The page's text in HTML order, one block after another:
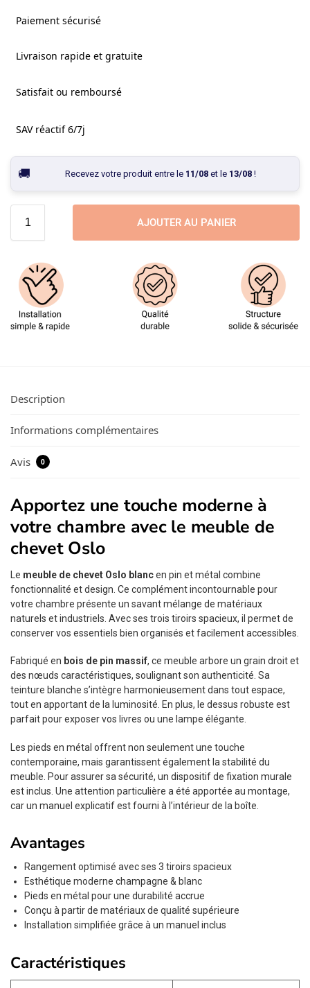
Paiement sécurisé
Livraison rapide et gratuite
Satisfait ou remboursé
SAV réactif 6/7j
Recevez votre produit entre le 11/08et le 13/08!
AJOUTER AU PANIER
Description
Informations complémentaires
Avis 0
Apportez une touche moderne à
votre chambre avec le meuble de
chevet Oslo
Le meuble de chevet Oslo blancen pin et métal combine
fonctionnalité et design. Ce complément incontournable pour
votre chambre présente un savant mélange de matériaux
naturels et industriels. Avec ses trois tiroirs spacieux, il permet de
conserver vos essentiels bien organisés et facilement accessibles.
Fabriqué en bois de pin massif, ce meuble arbore un grain droit et
des nœuds caractéristiques, soulignant son authenticité. Sa
teinture blanche s’intègre harmonieusement dans tout espace,
tout en apportant de la luminosité. En plus, le dessus robuste est
parfait pour exposer vos livres ou une lampe élégante.
Les pieds en métal offrent non seulement une touche
contemporaine, mais garantissent également la stabilité du
meuble. Pour assurer sa sécurité, un dispositif de fixation murale
est inclus. Une attention particulière a été apportée au montage,
car un manuel explicatif est fourni à l’intérieur de la boîte.
Avantages
Rangement optimisé avec ses 3 tiroirs spacieux
Esthétique moderne champagne & blanc
Pieds en métal pour une durabilité accrue
Conçu à partir de matériaux de qualité supérieure
Installation simplifiée grâce à un manuel inclus
Caractéristiques